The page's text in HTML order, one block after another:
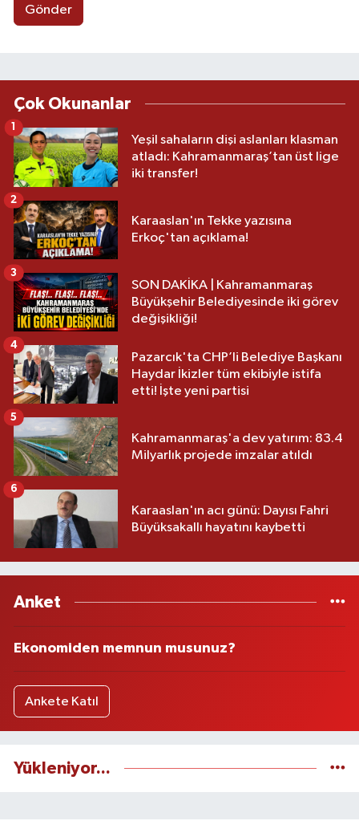
Gönder
Çok Okunanlar
Yeşil sahaların dişi aslanları klasman
atladı: Kahramanmaraş’tan üst lige
iki transfer!
Karaaslan'ın Tekke yazısına
Erkoç'tan açıklama!
2
SON DAKİKA | Kahramanmaraş
Büyükşehir Belediyesinde iki görev
değişikliği!
3
Pazarcık'ta CHP’li Belediye Başkanı
Haydar İkizler tüm ekibiyle istifa
etti! İşte yeni partisi
4
Kahramanmaraş'a dev yatırım: 83.4
Milyarlık projede imzalar atıldı
5
Karaaslan'ın acı günü: Dayısı Fahri
Büyüksakallı hayatını kaybetti
6
Anket
Ekonomiden memnun musunuz?
Ankete Katıl
Yükleniyor...